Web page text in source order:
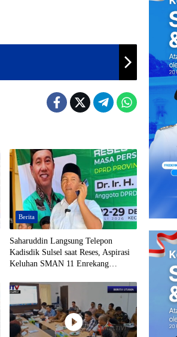
Berita
Saharuddin Langsung Telepon
Kadisdik Sulsel saat Reses, Aspirasi
Keluhan SMAN 11 Enrekang